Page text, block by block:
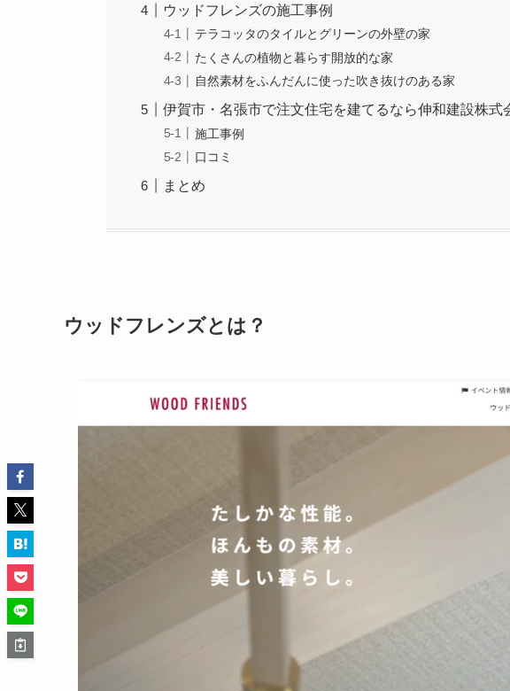
ウッドフレンズの施工事例
テラコッタのタイルとグリーンの外壁の家
たくさんの植物と暮らす開放的な家
自然素材をふんだんに使った吹き抜けのある家
伊賀市・名張市で注文住宅を建てるなら伸和建設株式
施工事例
口コミ
まとめ
ウッドフレンズとは？